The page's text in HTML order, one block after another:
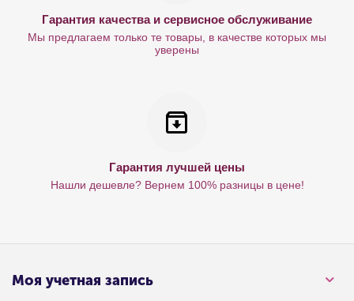
Гарантия качества и сервисное обслуживание
Мы предлагаем только те товары, в качестве которых мы
уверены
Гарантия лучшей цены
Нашли дешевле? Вернем 100% разницы в цене!
Моя учетная запись